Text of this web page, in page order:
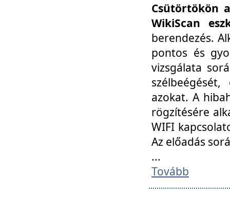
Csütörtökön
WikiScan
berendezés.
pontos és
vizsgálata
azokat. A
rögzítésére
WIFI
Az előadás
...
Tovább